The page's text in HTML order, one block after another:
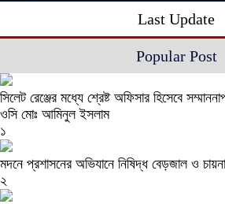
Last Update
Popular Post
সিলেট রেঞ্জের মধ্যে শ্রেষ্ট অফিসার হিসেবে
ওসি মোঃ আমিনুল ইসলাম
১
মদনে প্রশাসনের অভিযানে নিষিদ্ধ বেড়জাল ও
২